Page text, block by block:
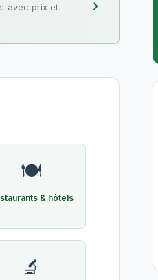
avec prix et
🍽️
& hôtels
🔬